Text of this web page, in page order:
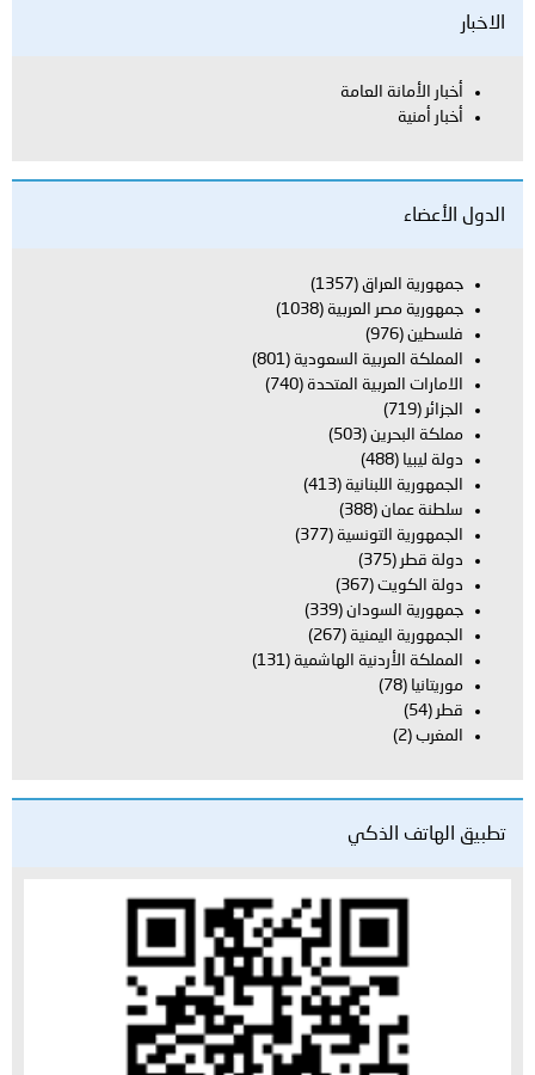
الاخبار
أخبار الأمانة العامة
أخبار أمنية
الدول الأعضاء
جمهورية العراق (1357)
جمهورية مصر العربية (1038)
فلسطين (976)
المملكة العربية السعودية (801)
الامارات العربية المتحدة (740)
الجزائر (719)
مملكة البحرين (503)
دولة ليبيا (488)
الجمهورية اللبنانية (413)
سلطنة عمان (388)
الجمهورية التونسية (377)
دولة قطر (375)
دولة الكويت (367)
جمهورية السودان (339)
الجمهورية اليمنية (267)
المملكة الأردنية الهاشمية (131)
موريتانيا (78)
قطر (54)
المغرب (2)
تطبيق الهاتف الذكي